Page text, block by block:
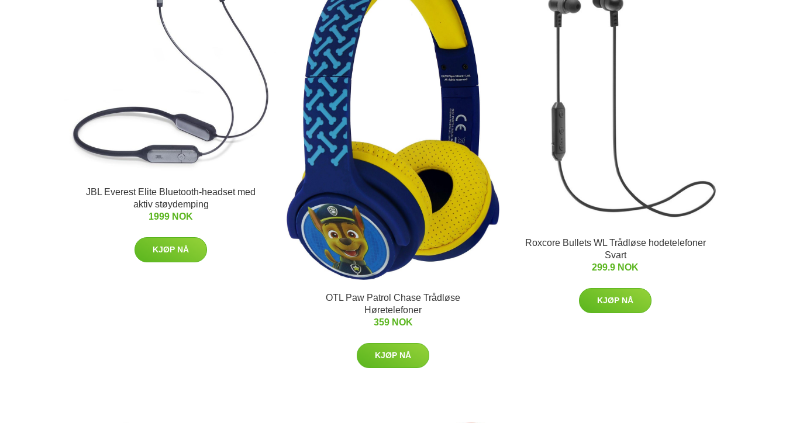
JBL Everest Elite Bluetooth-headset med
aktiv støydemping
1999 NOK
KJØP NÅ
OTL Paw Patrol Chase Trådløse
Høretelefoner
359 NOK
KJØP NÅ
Roxcore Bullets WL Trådløse hodetelefoner
Svart
299.9 NOK
KJØP NÅ